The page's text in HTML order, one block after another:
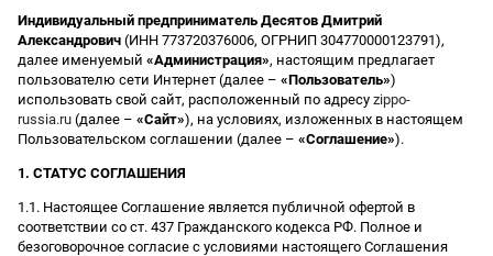
Индивидуальный предприниматель Десятов Дмитрий
Александрович (ИНН 773720376006, ОГРНИП 304770000123791),
далее именуемый «Администрация», настоящим предлагает
пользователю сети Интернет (далее – «Пользователь»)
использовать свой сайт, расположенный по адресу zippo-
russia.ru (далее – «Сайт»), на условиях, изложенных в настоящем
Пользовательском соглашении (далее – «Соглашение»).
1. СТАТУС СОГЛАШЕНИЯ
1.1. Настоящее Соглашение является публичной офертой в
соответствии со ст. 437 Гражданского кодекса РФ. Полное и
безоговорочное согласие с условиями настоящего Соглашения